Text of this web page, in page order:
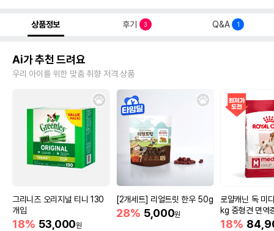
상품정보 후기 3 Q&A 1
Ai가 추천 드려요
우리 아이를 위한 맞춤 취향 저격 상품
그리니즈 오리지널 티니 130
개입
18% 53,000원
[2개세트] 리얼트릿 한우 50g
28% 5,000원
로얄캐닌 독 미
kg 중형견 면역
18%